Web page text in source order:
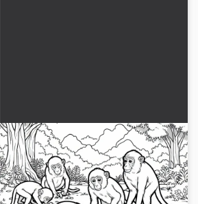
Groep van makaken
doorzoekt de grond op zoek
naar voedsel - Kleurplaat
gratis
Ontdek de groep makaken die op
zoek is naar voedsel, als kleurplaat.